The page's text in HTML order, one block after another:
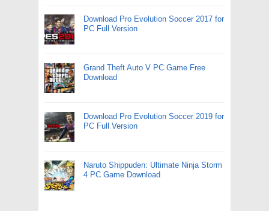
Download Pro Evolution Soccer 2017 for
PC Full Version
Grand Theft Auto V PC Game Free
Download
Download Pro Evolution Soccer 2019 for
PC Full Version
Naruto Shippuden: Ultimate Ninja Storm
4 PC Game Download